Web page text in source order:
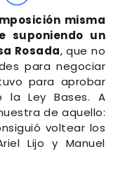
misma
suponiendo un
Rosada, que no
para negociar
para aprobar
la Ley Bases. A
de aquello:
voltear los
Lijo y Manuel